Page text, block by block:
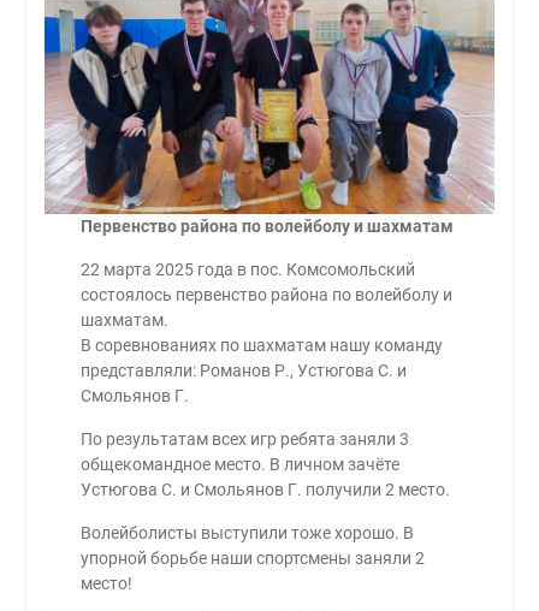
Первенство района по волейболу и шахматам
22 марта 2025 года в пос. Комсомольский
состоялось первенство района по волейболу и
шахматам.
В соревнованиях по шахматам нашу команду
представляли: Романов Р., Устюгова С. и
Смольянов Г.
По результатам всех игр ребята заняли 3
общекомандное место. В личном зачёте
Устюгова С. и Смольянов Г. получили 2 место.
Волейболисты выступили тоже хорошо. В
упорной борьбе наши спортсмены заняли 2
место!